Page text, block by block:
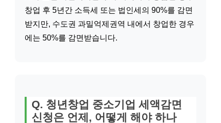
창업 후 5년간 소득세 또는 법인세의 90%를 감면
받지만, 수도권 과밀억제권역 내에서 창업한 경우
에는 50%를 감면받습니다.
Q. 청년창업 중소기업 세액감면
신청은 언제, 어떻게 해야 하나